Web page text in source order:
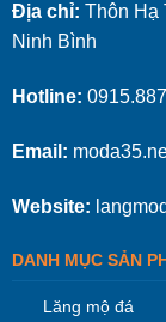
Địa chỉ: Thôn Hạ
Ninh Bình
Hotline:
Email:
Website:
DANH MỤC SẢN
Lăng mộ đá